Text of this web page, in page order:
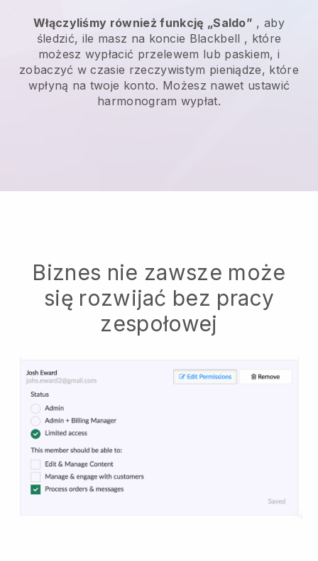
Włączyliśmy również funkcję „Saldo” , aby
śledzić, ile masz na koncie Blackbell , które
możesz wypłacić przelewem lub paskiem, i
zobaczyć w czasie rzeczywistym pieniądze, które
wpłyną na twoje konto. Możesz nawet ustawić
harmonogram wypłat.
Biznes nie zawsze może
się rozwijać bez pracy
zespołowej